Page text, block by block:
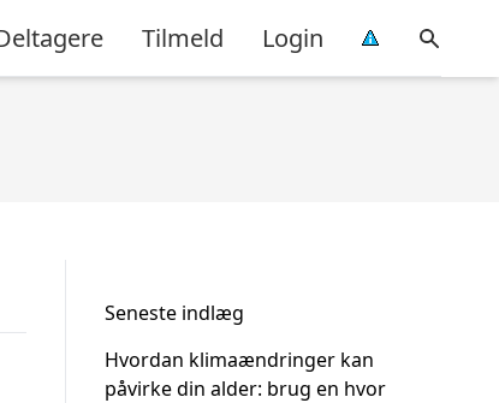
Tilmeld Login
Seneste indlæg
Hvordan klimaændringer kan
påvirke din alder: brug en hvor